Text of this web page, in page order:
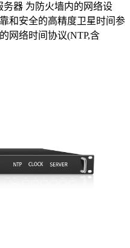
务器 为防火墙内的网络设
和安全的高精度卫星时间参
网络时间协议(NTP,含